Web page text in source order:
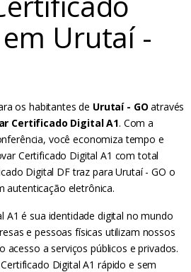
Urutaí -
os habitantes de Urutaí - GO através
Certificado Digital A1. Com a
você economiza tempo e
Certificado Digital A1 com total
Digital DF traz para Urutaí - GO o
autenticação eletrônica.
A1 é sua identidade digital no mundo
e pessoas físicas utilizam nossos
acesso a serviços públicos e privados.
Digital A1 rápido e sem